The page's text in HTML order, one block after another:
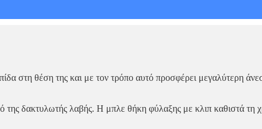
στη θέση της και με τον τρόπο αυτό προσφέρει μεγαλύτερη
δακτυλωτής λαβής. Η μπλε θήκη φύλαξης με κλιπ καθιστά τη